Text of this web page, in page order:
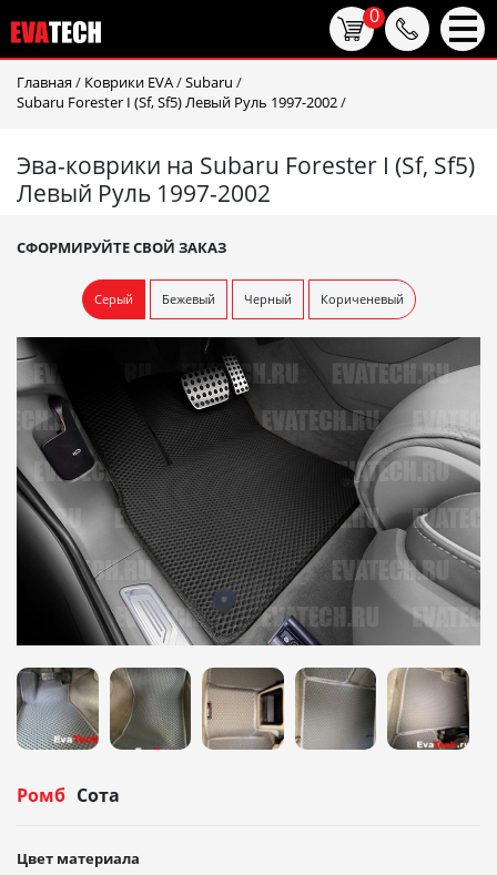
Главная / Коврики EVA/Subaru /
Subaru Forester I (Sf, Sf5) Левый Руль 1997-2002/
Эва-коврики на Subaru Forester I (Sf, Sf5)
Левый Руль 1997-2002
СФОРМИРУЙТЕ СВОЙ ЗАКАЗ
Серый Бежевый Черный Кориченевый
Ромб Сота
Цвет материала
0